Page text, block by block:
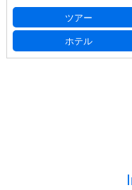
ツアー
ホテル